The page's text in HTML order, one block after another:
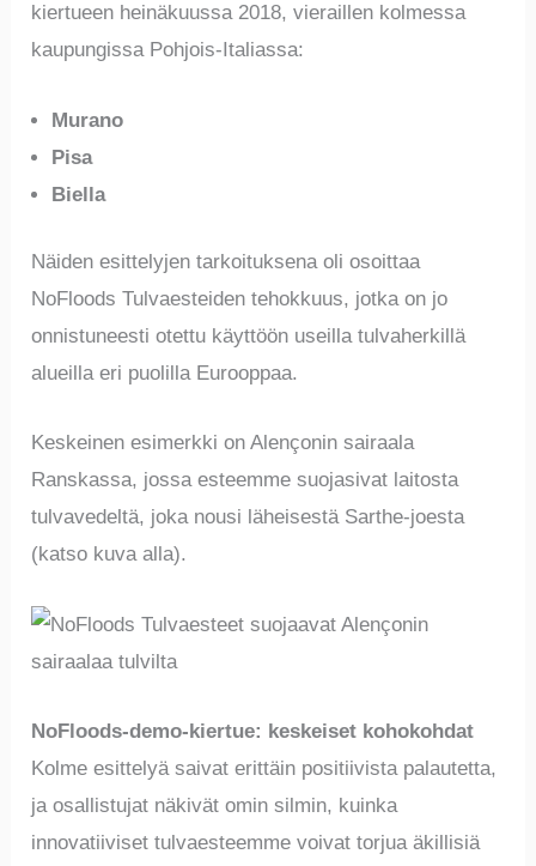
kiertueen heinäkuussa 2018, vieraillen kolmessa
kaupungissa Pohjois-Italiassa:
Murano
Pisa
Biella
Näiden esittelyjen tarkoituksena oli osoittaa
NoFloods Tulvaesteiden tehokkuus, jotka on jo
onnistuneesti otettu käyttöön useilla tulvaherkillä
alueilla eri puolilla Eurooppaa.
Keskeinen esimerkki on Alençonin sairaala
Ranskassa, jossa esteemme suojasivat laitosta
tulvavedeltä, joka nousi läheisestä Sarthe-joesta
(katso kuva alla).
NoFloods-demo-kiertue: keskeiset kohokohdat
Kolme esittelyä saivat erittäin positiivista palautetta,
ja osallistujat näkivät omin silmin, kuinka
innovatiiviset tulvaesteemme voivat torjua äkillisiä